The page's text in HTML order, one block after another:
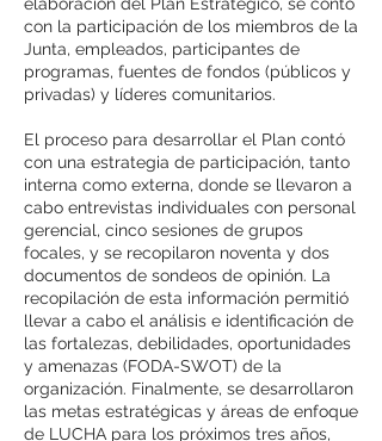
con la participación de los miembros de la
Junta, empleados, participantes de
programas, fuentes de fondos (públicos y
privadas) y líderes comunitarios.
El proceso para desarrollar el Plan contó
con una estrategia de participación, tanto
interna como externa, donde se llevaron a
cabo entrevistas individuales con personal
gerencial, cinco sesiones de grupos
focales, y se recopilaron noventa y dos
documentos de sondeos de opinión. La
recopilación de esta información permitió
llevar a cabo el análisis e identificación de
las fortalezas, debilidades, oportunidades
y amenazas (FODA-SWOT) de la
organización. Finalmente, se desarrollaron
las metas estratégicas y áreas de enfoque
de LUCHA para los próximos tres años,